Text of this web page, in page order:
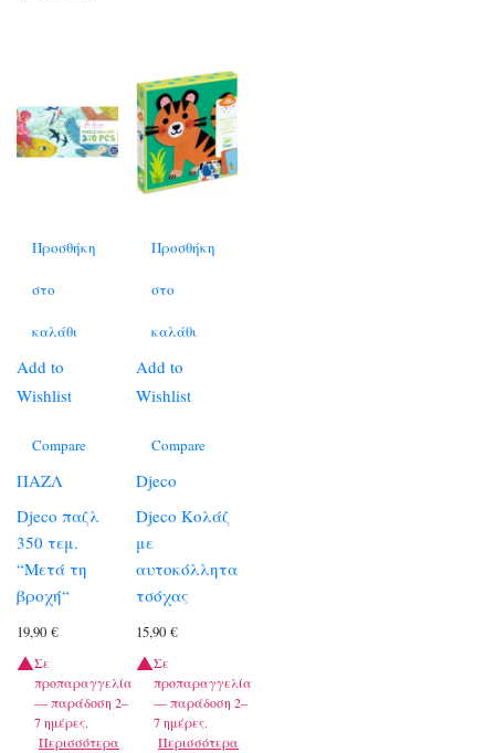
Προσθήκη
στο
καλάθι
Add to
Wishlist
Compare
ΠΑΖΛ
Djeco παζλ
350 τεμ.
“Μετά τη
βροχή“
19,90 €
Σε
προπαραγγελία
— παράδοση 2–
7 ημέρες.
Περισσότερα
Προσθήκη
στο
καλάθι
Add to
Wishlist
Compare
Djeco
Djeco Κολάζ
με
αυτοκόλλητα
τσόχας
15,90€
Σε
προπαραγγελία
— παράδοση 2–
7 ημέρες.
Περισσότερα